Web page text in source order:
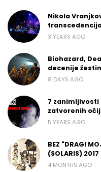
Nikola
3 YEARS AGO
Biohazard,
decenije
8 DAYS AGO
7 zanimljivosti
zatvorenih
5 YEARS AGO
BEZ "DRAGI
(SOLARIS) 2017
4 MONTHS AGO